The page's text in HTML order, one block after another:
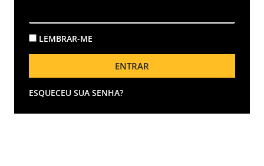
LEMBRAR-ME
ENTRAR
ESQUECEU SUA SENHA?